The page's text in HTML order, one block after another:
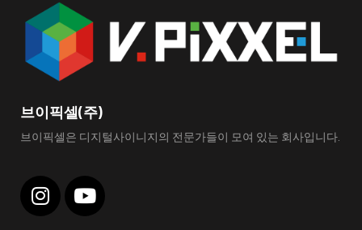
브이픽셀(주)
브이픽셀은 디지털사이니지의 전문가들이 모여 있는 회사입니다.